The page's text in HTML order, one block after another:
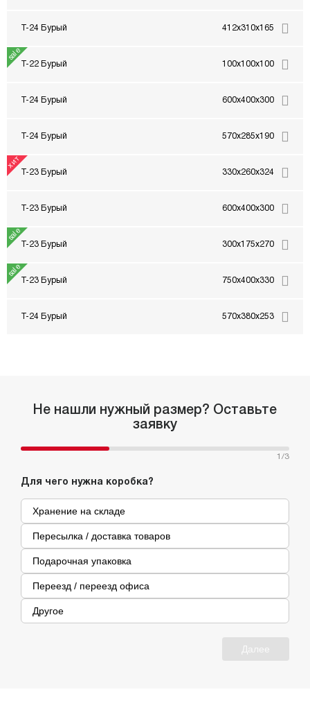
Т-24 Бурый 412x310x165
Т-22 Бурый 100x100x100
Т-24 Бурый 600x400x300
Т-24 Бурый 570x285x190
Т-23 Бурый 330x260x324
Т-23 Бурый 600x400x300
Т-23 Бурый 300x175x270
Т-23 Бурый 750x400x330
Т-24 Бурый 570x380x253
Не нашли нужный размер? Оставьте
заявку
1 /3
Для чего нужна коробка?
Хранение на складе
Пересылка / доставка товаров
Подарочная упаковка
Переезд / переезд офиса
Другое
Далее